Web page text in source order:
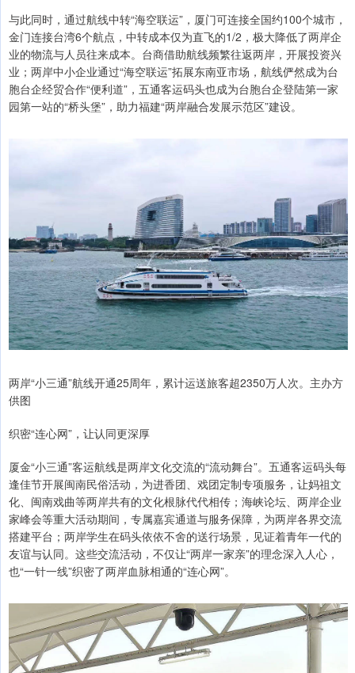
与此同时，通过航线中转“海空联运”，厦门可连接全国约100个城市，
金门连接台湾6个航点，中转成本仅为直飞的1/2，极大降低了两岸企
业的物流与人员往来成本。台商借助航线频繁往返两岸，开展投资兴
业；两岸中小企业通过“海空联运”拓展东南亚市场，航线俨然成为台
胞台企经贸合作“便利道”，五通客运码头也成为台胞台企登陆第一家
园第一站的“桥头堡”，助力福建“两岸融合发展示范区”建设。
两岸“小三通”航线开通25周年，累计运送旅客超2350万人次。主办方
供图
织密“连心网”，让认同更深厚
厦金“小三通”客运航线是两岸文化交流的“流动舞台”。五通客运码头每
逢佳节开展闽南民俗活动，为进香团、戏团定制专项服务，让妈祖文
化、闽南戏曲等两岸共有的文化根脉代代相传；海峡论坛、两岸企业
家峰会等重大活动期间，专属嘉宾通道与服务保障，为两岸各界交流
搭建平台；两岸学生在码头依依不舍的送行场景，见证着青年一代的
友谊与认同。这些交流活动，不仅让“两岸一家亲”的理念深入人心，
也“一针一线”织密了两岸血脉相通的“连心网”。